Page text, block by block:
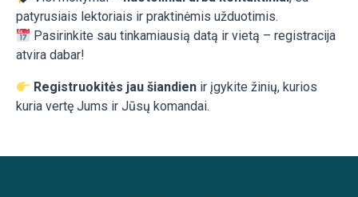
patyrusiais lektoriais ir praktinėmis užduotimis.
Pasirinkite sau tinkamiausią datą ir vietą – registracija
atvira dabar!
Registruokitės jau šiandien ir įgykite žinių, kurios
kuria vertę Jums ir Jūsų komandai.